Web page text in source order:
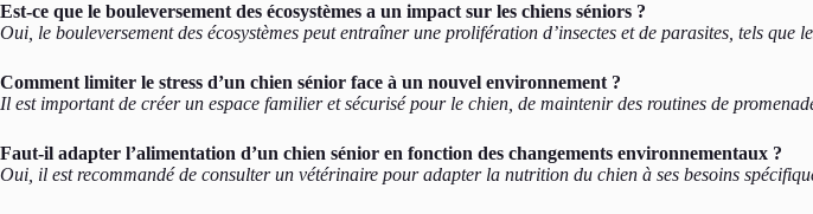
Est-ce que le bouleversement des écosystèmes a un impact sur les chiens séniors ?
Oui, le bouleversement des écosystèmes peut entraîner une prolifération d’insectes et de parasites, tels
Comment limiter le stress d’un chien sénior face à un nouvel environnement ?
Il est important de créer un espace familier et sécurisé pour le chien, de maintenir des routines de
Faut-il adapter l’alimentation d’un chien sénior en fonction des changements environnementaux ?
Oui, il est recommandé de consulter un vétérinaire pour adapter la nutrition du chien à ses besoins